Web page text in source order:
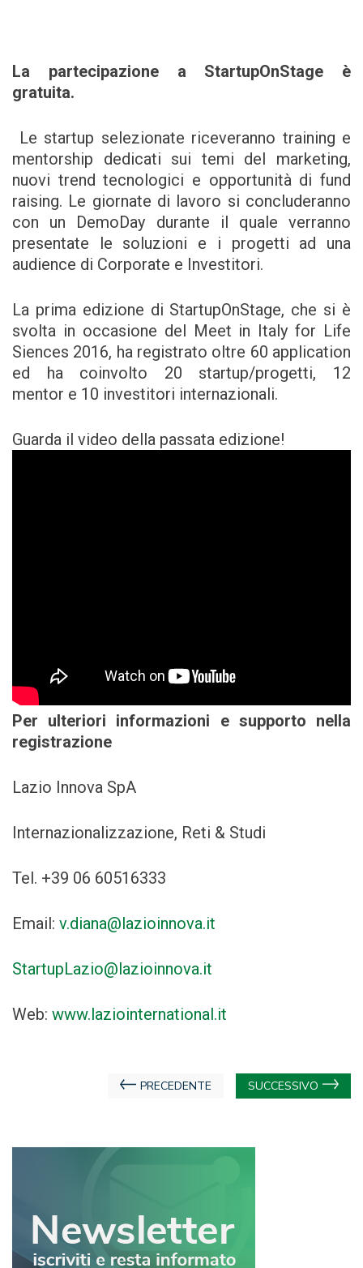
La partecipazione a StartupOnStage è
gratuita.
Le startup selezionate riceveranno training e
mentorship dedicati sui temi del marketing,
nuovi trend tecnologici e opportunità di fund
raising. Le giornate di lavoro si concluderanno
con un DemoDay durante il quale verranno
presentate le soluzioni e i progetti ad una
audience di Corporate e Investitori.
La prima edizione di StartupOnStage, che si è
svolta in occasione del Meet in Italy for Life
Siences 2016, ha registrato oltre 60 application
ed ha coinvolto 20 startup/progetti, 12
mentor e 10 investitori internazionali.
Guarda il video della passata edizione!
Per ulteriori informazioni e supporto nella
registrazione
Lazio Innova SpA
Internazionalizzazione, Reti & Studi
Tel. +39 06 60516333
Email: v.diana@lazioinnova.it
StartupLazio@lazioinnova.it
Web: www.laziointernational.it
Navigazione
PRECEDENTE SUCCESSIVO